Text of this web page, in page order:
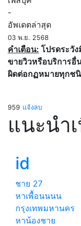
-
อัพเดตล่าสุด
03 พ.ย. 2568
คำเตือน: โปรดระวั
ขายวิวหรือบริการอื่
ผิดต่อกฏหมายทุกช
959 แจ้งลบ
แนะนำ
id
ชาย 27
หาเพื้อนนนน
กรุงเทพมหานคร
หาน้องชาย